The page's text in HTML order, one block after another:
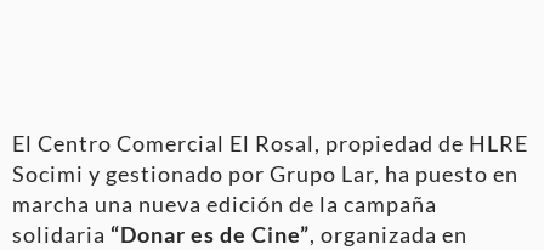
El Centro Comercial El Rosal, propiedad de HLRE
Socimi y gestionado por Grupo Lar, ha puesto en
marcha una nueva edición de la campaña
solidaria “Donar es de Cine”, organizada en